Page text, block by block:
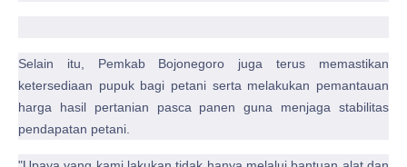
Selain itu, Pemkab Bojonegoro juga terus memastikan
ketersediaan pupuk bagi petani serta melakukan pemantauan
harga hasil pertanian pasca panen guna menjaga stabilitas
pendapatan petani.